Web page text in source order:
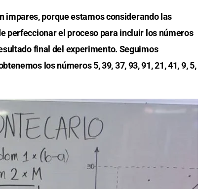
impares, porque estamos considerando las
perfeccionar el proceso para incluir los números
final del experimento. Seguimos
los números 5, 39, 37, 93, 91, 21, 41, 9, 5,